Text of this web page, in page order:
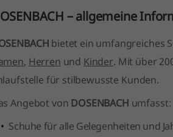
– allgemeine
bietet ein umfangreiches
, Herren und Kinder. Mit über
für stilbewusste Kunden.
Angebot von DOSENBACH umfasst:
Schuhe für alle Gelegenheiten und